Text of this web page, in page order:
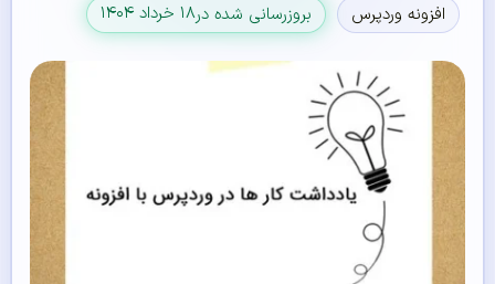
افزونه وردپرس بروزرسانی شده در۱۸ خرداد ۱۴۰۴